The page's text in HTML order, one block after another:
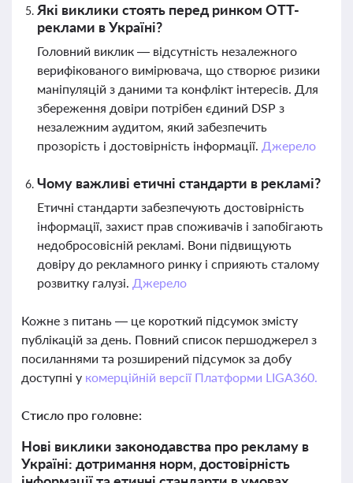
Які виклики стоять перед ринком OTT-
реклами в Україні?
Головний виклик — відсутність незалежного
верифікованого вимірювача, що створює ризики
маніпуляцій з даними та конфлікт інтересів. Для
збереження довіри потрібен єдиний DSP з
незалежним аудитом, який забезпечить
прозорість і достовірність інформації. Джерело
Чому важливі етичні стандарти в рекламі?
Етичні стандарти забезпечують достовірність
інформації, захист прав споживачів і запобігають
недобросовісній рекламі. Вони підвищують
довіру до рекламного ринку і сприяють сталому
розвитку галузі. Джерело
Кожне з питань — це короткий підсумок змісту
публікацій за день. Повний список першоджерел з
посиланнями та розширений підсумок за добу
доступні у комерційній версії Платформи LIGA360.
Стисло про головне:
Нові виклики законодавства про рекламу в
Україні: дотримання норм, достовірність